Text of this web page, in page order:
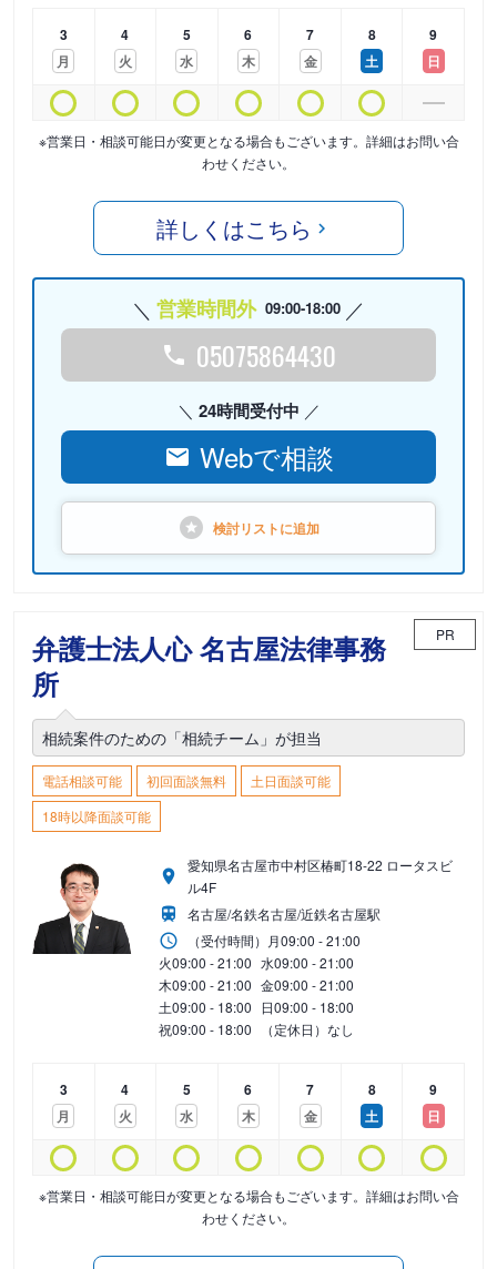
3
月
4
火
5
水
6
木
7
金
8
土
9
日
※営業日・相談可能日が変更となる場合もございます。詳細はお問い合
わせください。
詳しくはこちら
営業時間外 09:00-18:00
05075864430
24時間受付中
Webで相談
検討リストに追加
弁護士法人心 名古屋法律事務
所
PR
相続案件のための「相続チーム」が担当
電話相談可能 初回面談無料
土日面談可能
18時以降面談可能
愛知県名古屋市中村区椿町18-22 ロータスビ
ル4F
名古屋/名鉄名古屋/近鉄名古屋駅
（受付時間） 月09:00 - 21:00
火09:00 - 21:00 水09:00 - 21:00
木09:00 - 21:00 金09:00 - 21:00
土09:00 - 18:00 日09:00 - 18:00
祝09:00 - 18:00 （定休日）なし
3
月
4
火
5
水
6
木
7
金
8
土
9
日
※営業日・相談可能日が変更となる場合もございます。詳細はお問い合
わせください。